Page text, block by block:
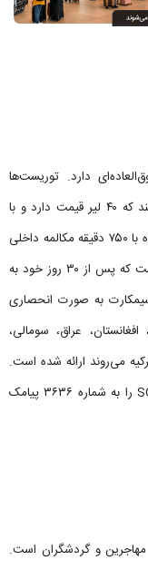
دارد. توریست‌ها
می‌توانند سیمکارت توریستی ودافون را خریداری کنند که ۴۰ لیر قیمت دارد و با
خرید آن ۲۰GB اینترنت دریافت خواهید کرد. به علاوه با ۷۵۰ دقیقه مکالمه داخلی
و ۱۰۰۰ اس ام اس از دیگر خدامت این سیمکارت است که پس از ۳۰ روز خود به
به صورت انحصاری
عراق، سومالی،
می‌روند ارائه شده است.
برای فعال‌سازی سیمکارت ودافون، باید کلمه SORGU را به شماره ۳۶۳۶ پیامک
مهاجرین و گردشگران است.